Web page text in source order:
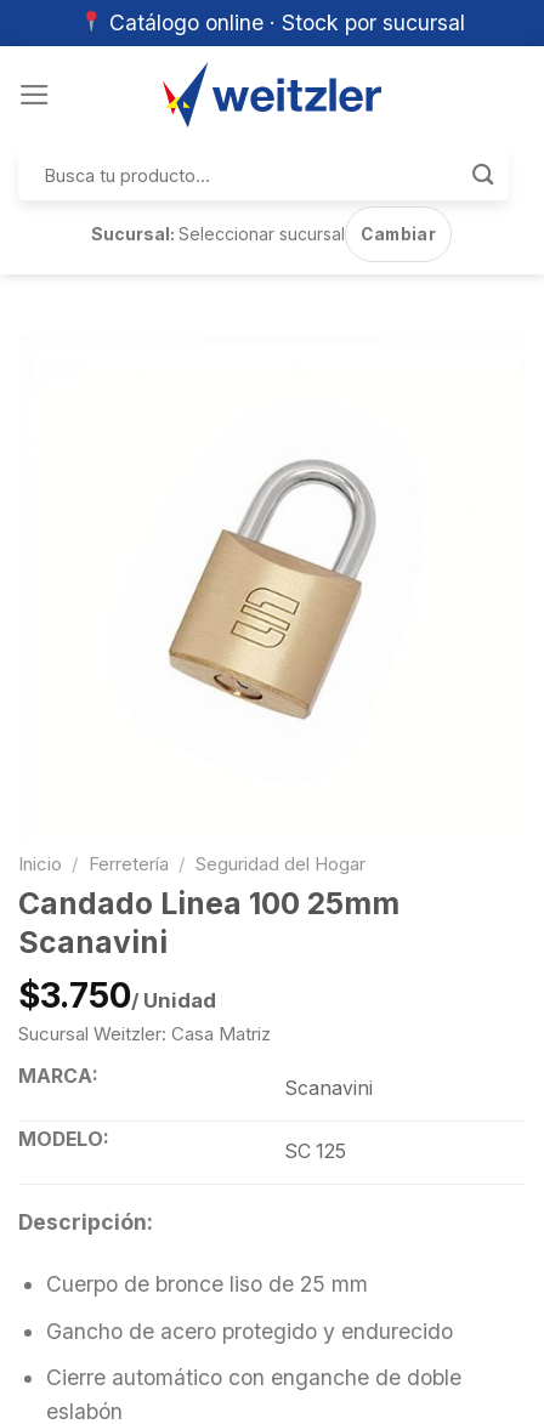
Catálogo online · Stock por sucursal
por:
Sucursal:Seleccionar sucursal Cambiar
Inicio / Ferretería / Seguridad del Hogar
Candado Linea 100 25mm
Scanavini
$3.750/ Unidad
Sucursal Weitzler: Casa Matriz
MARCA:
Scanavini
MODELO:
SC 125
Descripción:
Cuerpo de bronce liso de 25 mm
Gancho de acero protegido y endurecido
Cierre automático con enganche de doble
eslabón